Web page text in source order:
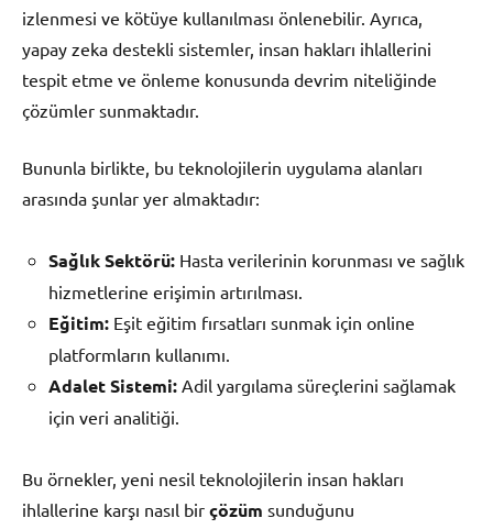
izlenmesi ve kötüye kullanılması önlenebilir. Ayrıca,
yapay zeka destekli sistemler, insan hakları ihlallerini
tespit etme ve önleme konusunda devrim niteliğinde
çözümler sunmaktadır.
Bununla birlikte, bu teknolojilerin uygulama alanları
arasında şunlar yer almaktadır:
Sağlık Sektörü: Hasta verilerinin korunması ve sağlık
hizmetlerine erişimin artırılması.
Eğitim: Eşit eğitim fırsatları sunmak için online
platformların kullanımı.
Adalet Sistemi: Adil yargılama süreçlerini sağlamak
için veri analitiği.
Bu örnekler, yeni nesil teknolojilerin insan hakları
ihlallerine karşı nasıl bir çözüm sunduğunu